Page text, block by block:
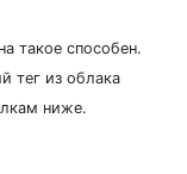
такое способен.
тег из облака
ниже.